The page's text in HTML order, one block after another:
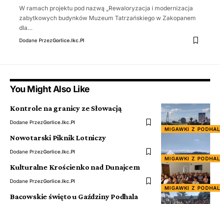
W ramach projektu pod nazwą „Rewaloryzacja i modernizacja
zabytkowych budynków Muzeum Tatrzańskiego w Zakopanem
dla…
Dodane PrzezGorlice.ikc.pl
You Might Also Like
MIGAWKI Z
Kontrole na granicy ze Słowacją
Dodane PrzezGorlice.ikc.pl
MIGAWKI Z
Nowotarski Piknik Lotniczy
Dodane PrzezGorlice.ikc.pl
MIGAWKI Z
Kulturalne Krościenko nad Dunajcem
Dodane PrzezGorlice.ikc.pl
Bacowskie święto u Gaździny Podhala